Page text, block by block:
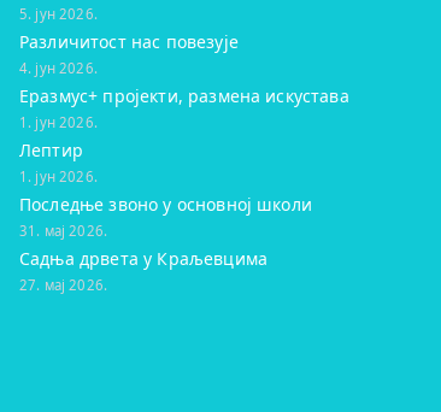
5. јун 2026.
Различитост нас повезује
4. јун 2026.
Еразмус+ пројекти, размена искустава
1. јун 2026.
Лептир
1. јун 2026.
Последње звоно у основној школи
31. мај 2026.
Садња дрвета у Краљевцима
27. мај 2026.